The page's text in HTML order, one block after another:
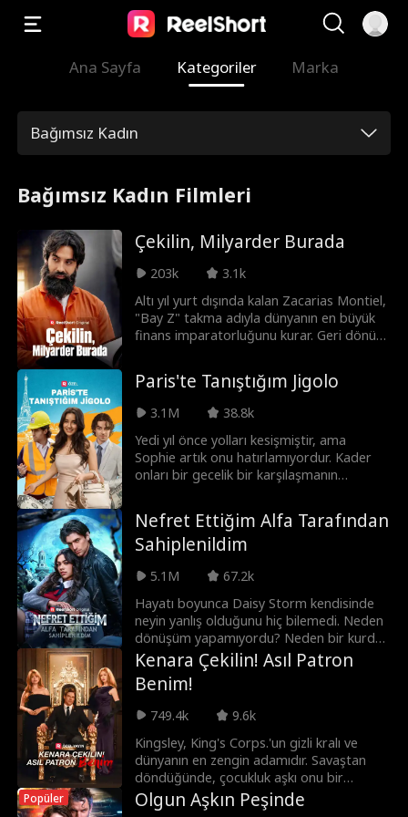
Ana Sayfa Kategoriler Marka
Bağımsız Kadın
Bağımsız Kadın Filmleri
Çekilin, Milyarder Burada
203k
3.1k
Altı yıl yurt dışında kalan Zacarias Montiel,
"Bay Z" takma adıyla dünyanın en büyük
finans imparatorluğunu kurar. Geri dönüp
ama Isabela onu zenginlik uğruna terk
eder ve "Sadece Bay Z bana layık" der.
Küçük bir iyilik, onu Prisma Media'nın güzel
CEO'su Fernanda Salazar ile ani bir evliliğe
sürükler. Isabela yeni ev partisinde gerçek
kimliğini bilmeden onu aşağılar. Ta ki
Zacarias, ona verdiği her şeyi geri almaya
Paris'te Tanıştığım Jigolo
3.1M
38.8k
Yedi yıl önce yolları kesişmiştir, ama
Sophie artık onu hatırlamıyordur. Kader
onları bir gecelik bir karşılaşmanın
Justin’i bir jigolo sanıyor ve onunla sahte
bir evlilik yapmasını istiyor. Fakat bilmediği
bir şey var... Justin aslında gizli bir
Nefret Ettiğim Alfa Tarafından
Sahiplenildim
5.1M
67.2k
Hayatı boyunca Daisy Storm kendisinde
neyin yanlış olduğunu hiç bilemedi. Neden
dönüşüm yapamıyordu? Neden bir kurdu
yoktu? Tüm sürüsü tarafından nefret
edilse de Daisy, en azından bir kaderi
olduğunu, Alfayı yanında sandı... Ta ki o,
Daisy’yi aldatıp on sekizinci doğum
gününde kader bağlarını koparana ve en
büyük zorbasını yeni Luna yapana kadar.
Daisy gözyaşları içinde evden kaçtı, fakat
sadece altı ay sonra annesi gizemli bir
şekilde öldü ve Daisy, (annesinin
ölümünden sorumlu tuttuğu yeni
Kenara Çekilin! Asıl Patron
Benim!
749.4k
9.6k
Kingsley, King's Corps.'un gizli kralı ve
dünyanın en zengin adamıdır. Savaştan
döndüğünde, çocukluk aşkı onu bir
palyaço sanarak zalimce terk eder. Tüm
erkeklerin kralı, ona bu yaptığını nasıl
Popüler Olgun Aşkın Peşinde